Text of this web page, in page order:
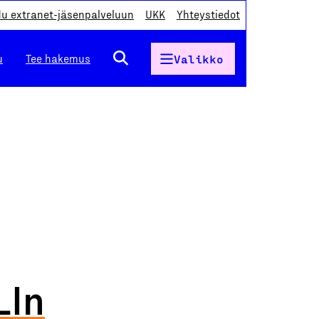
extranet-jäsenpalveluun UKK Yhteystiedot
Tee hakemus Valikko